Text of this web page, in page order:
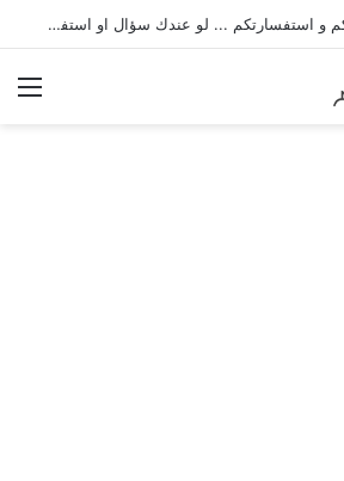
نتشرف بتلقي طلباتكم و استفسارتكم ... لو عندك سؤال او استفسار ماتدرددش فى طلب المساعدة